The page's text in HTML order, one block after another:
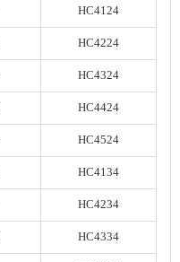
HC4124
HC4224
HC4324
HC4424
HC4524
HC4134
HC4234
HC4334